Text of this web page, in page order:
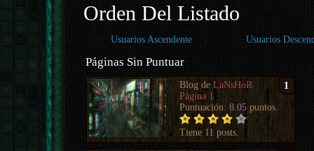
Orden Del Listado
Usuarios Ascendente Usuarios
Páginas Sin Puntuar
1
Blog deLaNsHoR
Página 1
Puntuación:8.05 puntos.
Tiene 11 posts.